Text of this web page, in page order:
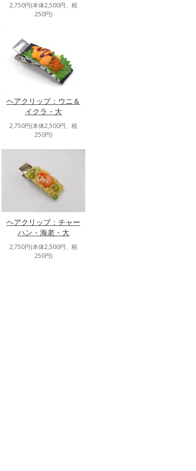
2,750円(本体2,500円、税
250円)
ヘアクリップ：ウニ＆
イクラ・大
2,750円(本体2,500円、税
250円)
ヘアクリップ：チャー
ハン・海老・大
2,750円(本体2,500円、税
250円)